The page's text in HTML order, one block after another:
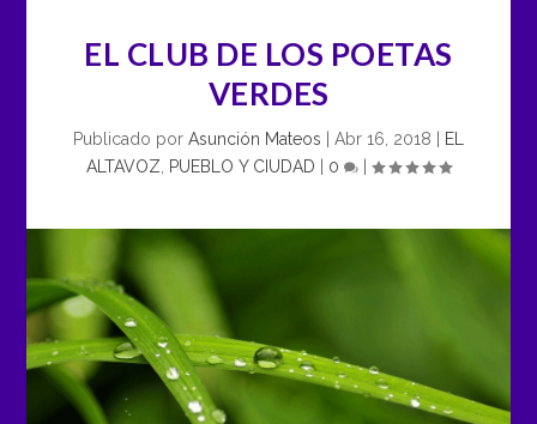
EL CLUB DE LOS POETAS
VERDES
Publicado por Asunción Mateos Abr 16, 2018
EL
ALTAVOZ
PUEBLO Y CIUDAD 0